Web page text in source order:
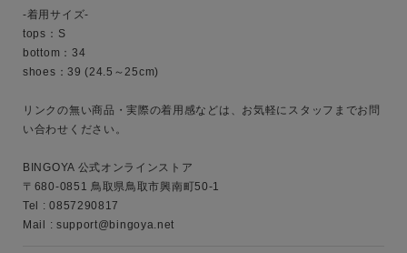
キーワード
性別
MENS
カテゴリ
-着用サイズ-
tops：S
bottom：34
shoes：39 (24.5～25cm)
リンクの無い商品・実際の着用感などは、お気軽にスタッフまでお問
い合わせください。
BINGOYA 公式オンラインストア
〒680-0851 鳥取県鳥取市興南町50-1
Tel : 0857290817
Mail : support@bingoya.net